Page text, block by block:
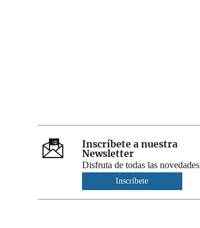
Inscríbete a nuestra
Newsletter
Disfruta de todas las novedades
Inscríbete